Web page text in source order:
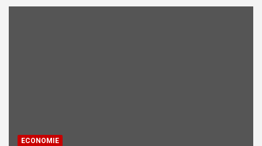
ECONOMIE